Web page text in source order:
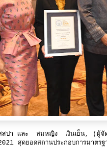
สสปา และ สมหญิง เงินเย็น, (ผู้จัด
สุดยอดสถานประกอบการมาตรฐ